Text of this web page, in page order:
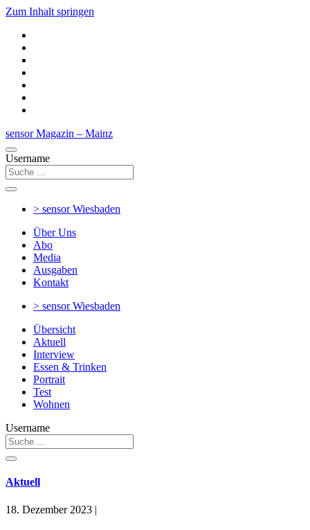
Zum Inhalt springen
sensor Magazin – Mainz
Username
> sensorWiesbaden
Über Uns
Abo
Media
Ausgaben
Kontakt
> sensorWiesbaden
Übersicht
Aktuell
Interview
Essen & Trinken
Portrait
Test
Wohnen
Username
Aktuell
18. Dezember 2023 |